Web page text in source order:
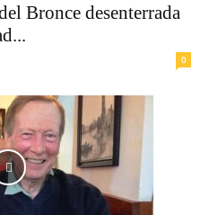
Bronce desenterrada
0